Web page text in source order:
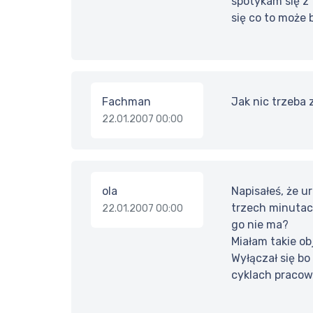
się co to może
Fachman
22.01.2007 00:00
Jak nic trzeba
ola
22.01.2007 00:00
Napisałeś, że
trzech
go nie ma?
Miałam takie
Wyłączał się
cyklach